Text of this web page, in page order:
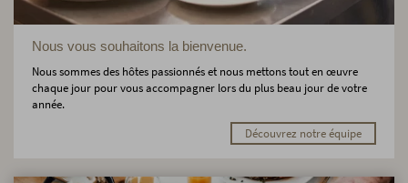
Nous vous souhaitons la bienvenue.
Nous sommes des hôtes passionnés et nous mettons tout en œuvre
chaque jour pour vous accompagner lors du plus beau jour de votre
année.
Découvrez notre équipe